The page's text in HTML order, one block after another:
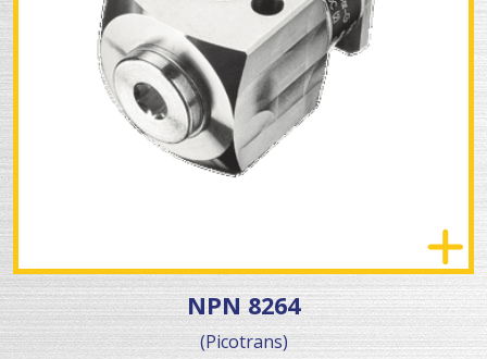
NPN 8264
(Picotrans)